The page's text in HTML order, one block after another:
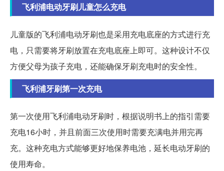
飞利浦电动牙刷儿童怎么充电
儿童版的飞利浦电动牙刷也是采用充电底座的方式进行充
电，只需要将牙刷放置在充电底座上即可。这种设计不仅
方便父母为孩子充电，还能确保牙刷充电时的安全性。
飞利浦牙刷第一次充电
第一次使用飞利浦电动牙刷时，根据说明书上的指引需要
充电16小时，并且前面三次使用时需要充满电并用完再
充。这种充电方式能够更好地保养电池，延长电动牙刷的
使用寿命。